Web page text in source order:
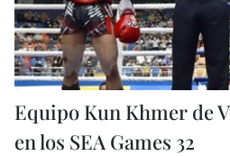
Equipo Kun Khmer de
en los SEA Games 32